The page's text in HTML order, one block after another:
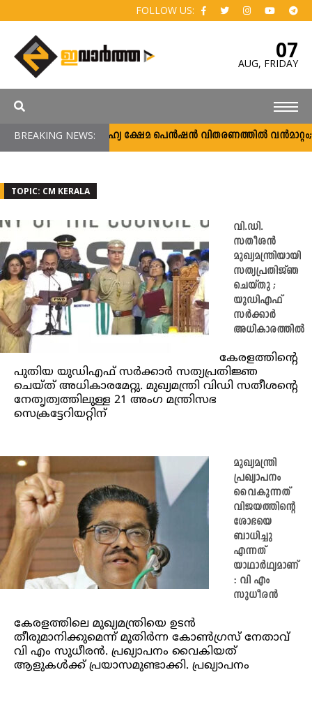
FOLLOW US:
07
AUG, FRIDAY
BREAKING NEWS:സാമൂഹ്യ ക്ഷേമ പെൻഷൻ വിതരണത്തിൽ വൻമാറ്റം;
TOPIC: CM KERALA
വി.ഡി.
സതീശൻ
മുഖ്യമന്ത്രിയായി
സത്യപ്രതിജ്ഞ
ചെയ്തു ;
യുഡിഎഫ്
സർക്കാർ
അധികാരത്തിൽ
കേരളത്തിന്റെ
പുതിയ യുഡിഎഫ് സർക്കാർ സത്യപ്രതിജ്ഞ
ചെയ്ത് അധികാരമേറ്റു. മുഖ്യമന്ത്രി വിഡി സതീശന്റെ
നേതൃത്വത്തിലുള്ള 21 അംഗ മന്ത്രിസഭ
സെക്രട്ടേറിയറ്റിന്
മുഖ്യമന്ത്രി
പ്രഖ്യാപനം
വൈകുന്നത്
വിജയത്തിന്റെ
ശോഭയെ
ബാധിച്ചു
എന്നത്
യാഥാർഥ്യമാണ്
: വി എം
സുധീരൻ
കേരളത്തിലെ മുഖ്യമന്ത്രിയെ ഉടൻ
തീരുമാനിക്കുമെന്ന് മുതിർന്ന കോൺഗ്രസ് നേതാവ്
വി എം സുധീരൻ. പ്രഖ്യാപനം വൈകിയത്
ആളുകൾക്ക് പ്രയാസമുണ്ടാക്കി. പ്രഖ്യാപനം